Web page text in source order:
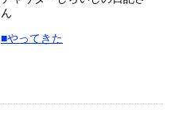
ん
■やってきた